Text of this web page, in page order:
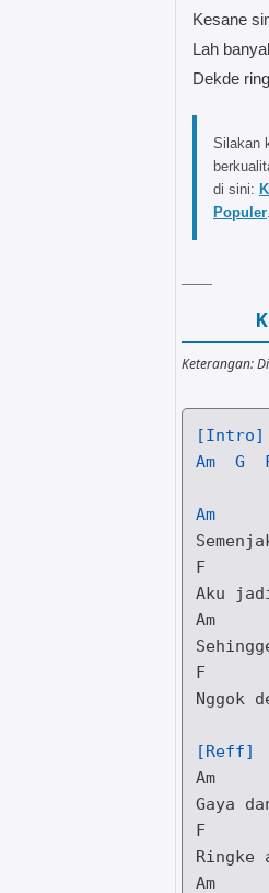
Kesane
Lah
Dekde
Silakan
di sini:
Populer
Keterangan:
[Intro]
Am
G
Am
F
Am
F
Nggok
[Reff]
Am
F
Am